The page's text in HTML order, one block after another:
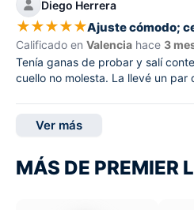
Diego Herrera
★★★★★Ajuste cómodo;
Calificado en Valencia hace 3
Tenía ganas de probar y salí
cuello no molesta. La llevé un par
Ver más
MÁS DE PREMIER